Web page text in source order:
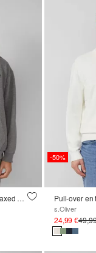
Sweatshirt à capuche Relaxed Fit avec motif Peanuts
-50%
s.Oliver
24,99 €